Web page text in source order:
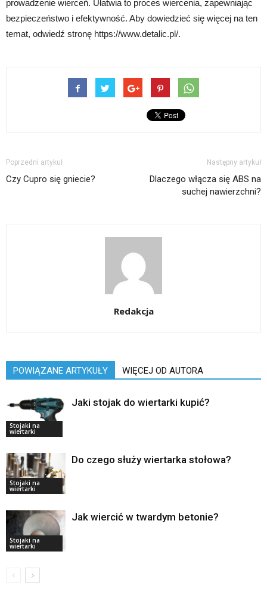
prowadzenie wierceń. Ułatwia to proces wiercenia, zapewniając
bezpieczeństwo i efektywność. Aby dowiedzieć się więcej na ten
temat, odwiedź stronę https://www.detalic.pl/.
Poprzedni artykuł
Czy Cupro się gniecie?
Następny artykuł
Dlaczego włącza się ABS na
suchej nawierzchni?
Redakcja
POWIĄZANE ARTYKUŁY WIĘCEJ OD AUTORA
Stojaki na
wiertarki
Jaki stojak do wiertarki kupić?
Stojaki na
wiertarki
Do czego służy wiertarka stołowa?
Stojaki na
wiertarki
Jak wiercić w twardym betonie?